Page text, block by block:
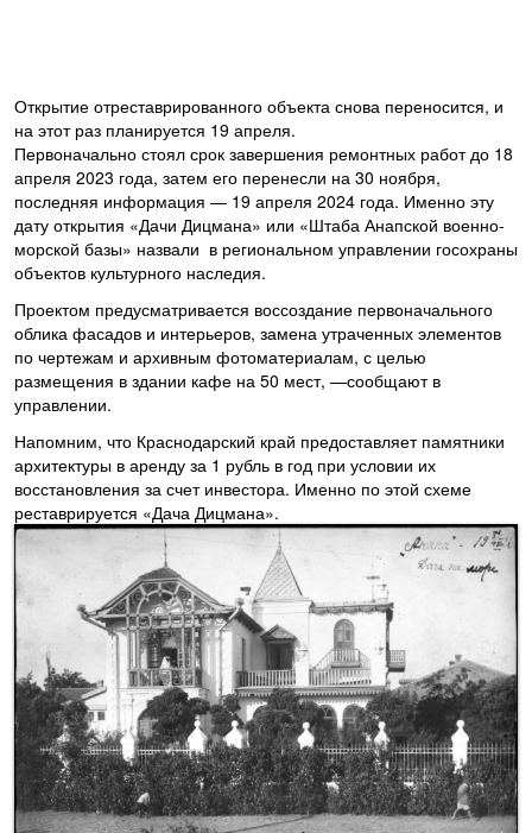
Открытие отреставрированного объекта снова переносится, и
на этот раз планируется 19 апреля.
Первоначально стоял срок завершения ремонтных работ до 18
апреля 2023 года, затем его перенесли на 30 ноября,
последняя информация — 19 апреля 2024 года. Именно эту
дату открытия «Дачи Дицмана» или «Штаба Анапской военно-
морской базы» назвали в региональном управлении госохраны
объектов культурного наследия.
Проектом предусматривается воссоздание первоначального
облика фасадов и интерьеров, замена утраченных элементов
по чертежам и архивным фотоматериалам, с целью
размещения в здании кафе на 50 мест, —сообщают в
управлении.
Напомним, что Краснодарский край предоставляет памятники
архитектуры в аренду за 1 рубль в год при условии их
восстановления за счет инвестора. Именно по этой схеме
реставрируется «Дача Дицмана».